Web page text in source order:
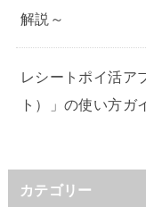
解説～
レシートポイ活ア
ト）」の使い方ガ
カテゴリー